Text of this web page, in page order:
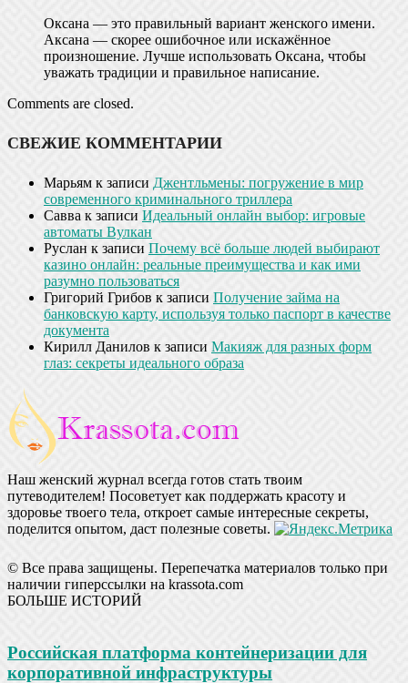
Оксана — это правильный вариант женского имени.
Аксана — скорее ошибочное или искажённое
произношение. Лучше использовать Оксана, чтобы
уважать традиции и правильное написание.
Comments are closed.
СВЕЖИЕ КОММЕНТАРИИ
Марьям к записи Джентльмены: погружение в мир
современного криминального триллера
Савва к записи Идеальный онлайн выбор: игровые
автоматы Вулкан
Руслан к записи Почему всё больше людей выбирают
казино онлайн: реальные преимущества и как ими
разумно пользоваться
Григорий Грибов к записи Получение займа на
банковскую карту, используя только паспорт в качестве
документа
Кирилл Данилов к записи Макияж для разных форм
глаз: секреты идеального образа
Наш женский журнал всегда готов стать твоим
путеводителем! Посоветует как поддержать красоту и
здоровье твоего тела, откроет самые интересные секреты,
поделится опытом, даст полезные советы.
© Все права защищены. Перепечатка материалов только при
наличии гиперссылки на krassota.com
БОЛЬШЕ ИСТОРИЙ
Российская платформа контейнеризации для
корпоративной инфраструктуры